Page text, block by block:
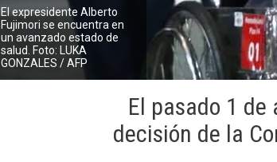
El expresidente Alberto
Fujimori se encuentra en
un avanzado estado de
salud. Foto: LUKA
GONZALES / AFP
El pasado 1
decisión de la